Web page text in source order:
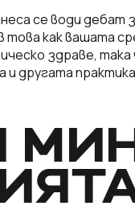
се води дебат
как вашата
здраве,
другата